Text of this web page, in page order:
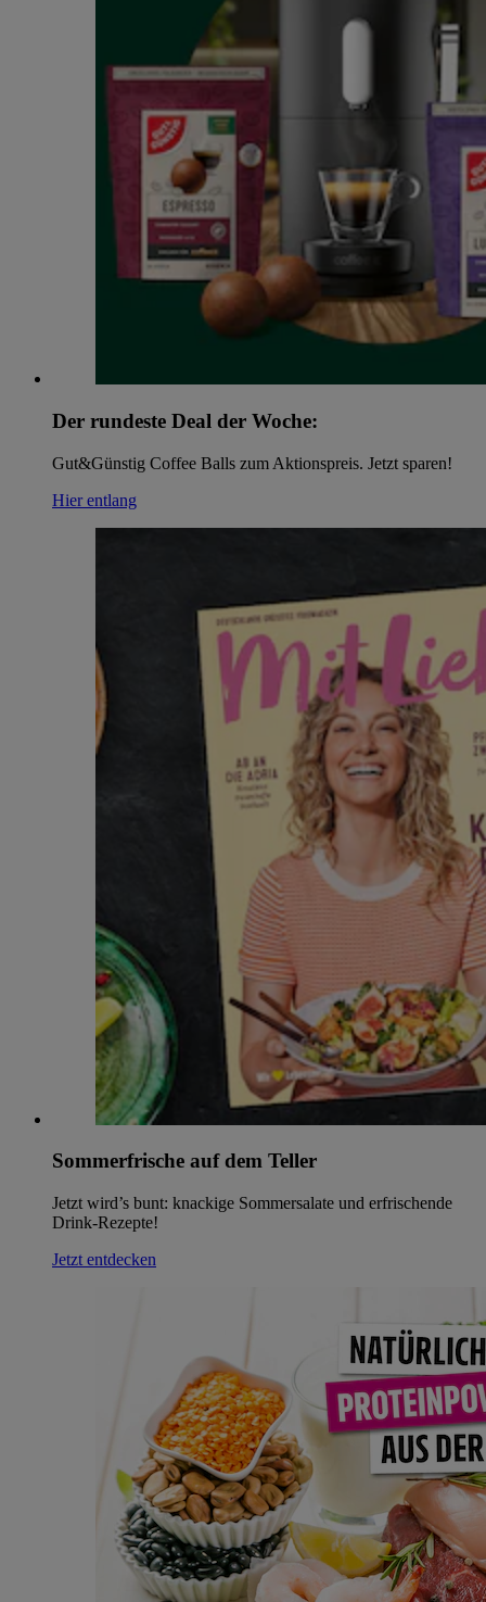
Der rundeste Deal der Woche:
Gut&Günstig Coffee Balls zum Aktionspreis. Jetzt sparen!
Hier entlang
Sommerfrische auf dem Teller
Jetzt wird’s bunt: knackige Sommersalate und erfrischende
Drink-Rezepte!
Jetzt entdecken